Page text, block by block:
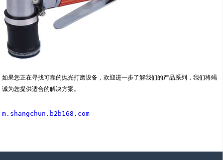
如果您正在寻找可靠的抛光打磨设备，欢迎进一步了解我们的产品系列，我们将竭
诚为您提供适合的解决方案。
m.shangchun.b2b168.com